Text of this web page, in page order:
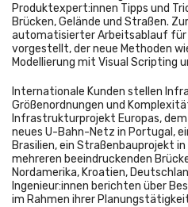
Produktexpert:innen Tipps und
Brücken, Gelände und Straßen.
automatisierter Arbeitsablauf für
vorgestellt, der neue Methoden
Modellierung mit Visual Scripting
Internationale Kunden stellen
Größenordnungen und
Infrastrukturprojekt Europas, dem
neues U-Bahn-Netz in Portugal,
Brasilien, ein Straßenbauprojekt
mehreren beeindruckenden
Nordamerika, Kroatien,
Ingenieur:innen berichten über
im Rahmen ihrer